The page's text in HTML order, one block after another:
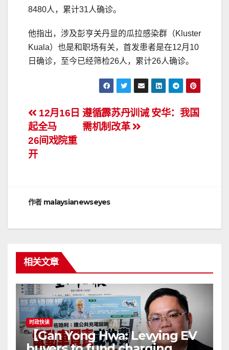
8480人，累计31人确诊。
他指出，涉及彭亨关丹显的瓜拉感染群（Kluster
Kuala）也是和职场有关，首发患者是在12月10
日确诊，至今已经筛检26人，累计26人确诊。
文
章
导
遵循霹苏丹训诫 安华：我国
需机制改革
12月16日
起全马
26间戏院重
开
作者 malaysianewseyes
相关文章
时政快读
【Gan Yong Hwa: Levying EV